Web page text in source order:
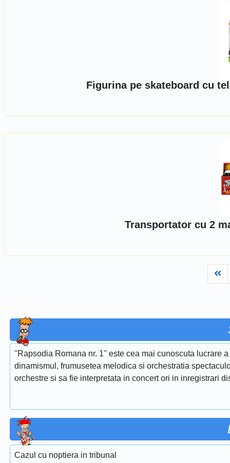
Figurina pe skateboard cu
Transportator cu 2
''Rapsodia Romana nr. 1'' este cea mai cunoscuta lucrare
dinamismul, frumusetea melodica si orchestratia
orchestre si sa fie interpretata in concert ori in inregistrari
Cazul cu noptiera in tribunal